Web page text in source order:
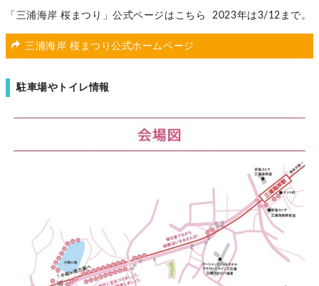
「三浦海岸 桜まつり」公式ページはこちら 2023年は3/12まで。
三浦海岸 桜まつり公式ホームページ
駐車場やトイレ情報